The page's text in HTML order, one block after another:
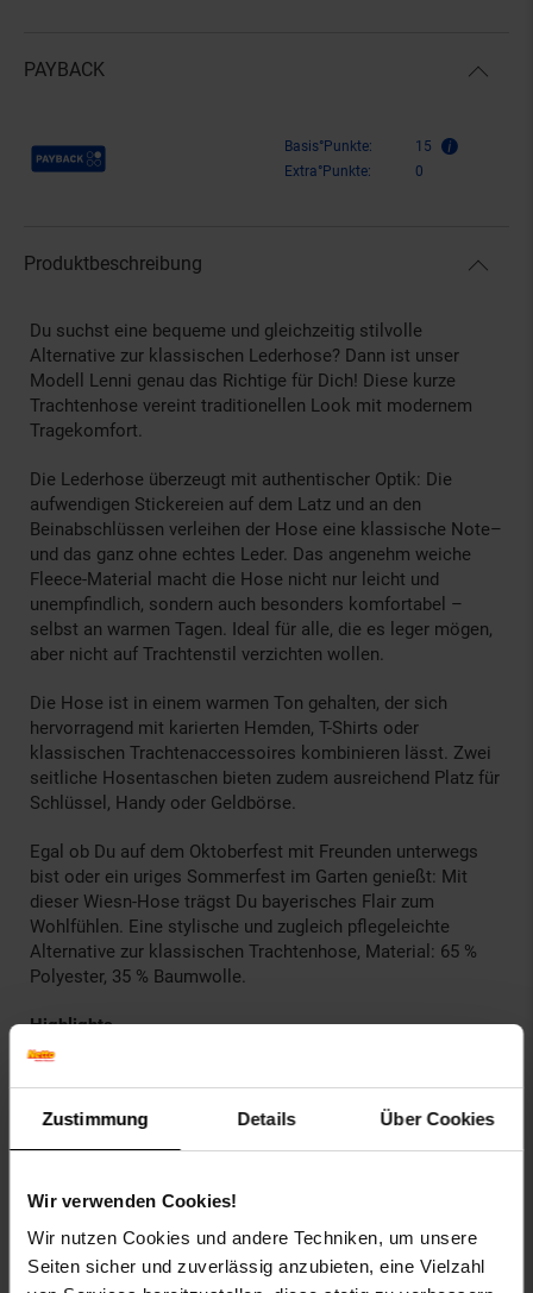
Zustimmung Details Über Cookies
Wir verwenden Cookies!
Wir nutzen Cookies und andere Techniken, um unsere
Seiten sicher und zuverlässig anzubieten, eine Vielzahl
PAYBACK
Payback Punkte Basis°Punkte:
15
Extra°Punkte:
0
Produktbeschreibung
Du suchst eine bequeme und gleichzeitig stilvolle
Alternative zur klassischen Lederhose? Dann ist unser
Modell Lenni genau das Richtige für Dich! Diese kurze
Trachtenhose vereint traditionellen Look mit modernem
Tragekomfort.
Die Lederhose überzeugt mit authentischer Optik: Die
aufwendigen Stickereien auf dem Latz und an den
Beinabschlüssen verleihen der Hose eine klassische Note–
und das ganz ohne echtes Leder. Das angenehm weiche
Fleece-Material macht die Hose nicht nur leicht und
unempfindlich, sondern auch besonders komfortabel –
selbst an warmen Tagen. Ideal für alle, die es leger mögen,
aber nicht auf Trachtenstil verzichten wollen.
Die Hose ist in einem warmen Ton gehalten, der sich
hervorragend mit karierten Hemden, T-Shirts oder
klassischen Trachtenaccessoires kombinieren lässt. Zwei
seitliche Hosentaschen bieten zudem ausreichend Platz für
Schlüssel, Handy oder Geldbörse.
Egal ob Du auf dem Oktoberfest mit Freunden unterwegs
bist oder ein uriges Sommerfest im Garten genießt: Mit
dieser Wiesn-Hose trägst Du bayerisches Flair zum
Wohlfühlen. Eine stylische und zugleich pflegeleichte
Alternative zur klassischen Trachtenhose, Material: 65 %
Polyester, 35 % Baumwolle.
Highlights
Fleece
Authentische Stickereien für den traditionellen Look
2 praktische Hosentaschen
Ideal für das Oktoberfest, Volksfeste oder als